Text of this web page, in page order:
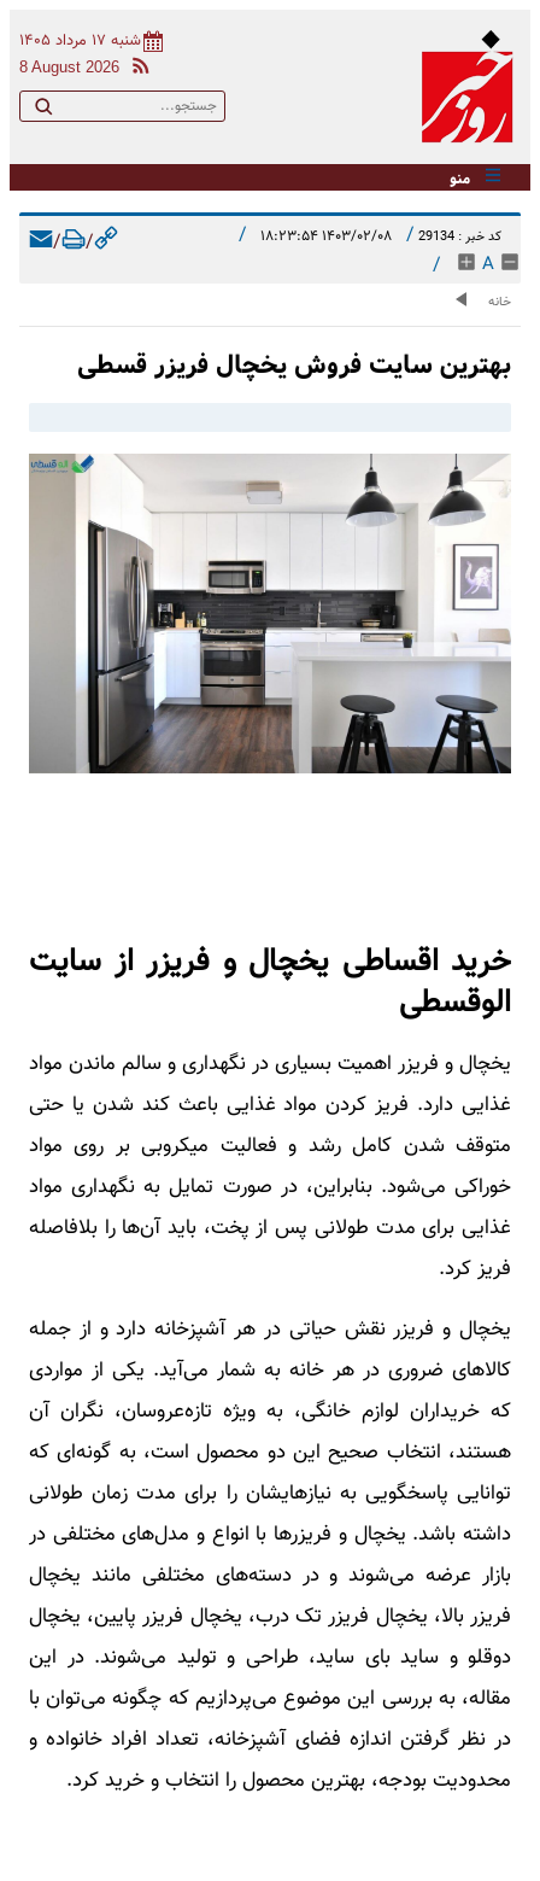
شنبه ۱۷ مرداد ۱۴۰۵
8 August 2026
منو
کد خبر : 29134 / ۱۴۰۳/۰۲/۰۸ ۱۸:۲۳:۵۴ /
A
/
/
/
خانه
بهترین سایت فروش یخچال فریزر قسطی
خرید اقساطی یخچال و فریزر از سایت
الوقسطی
یخچال و فریزر اهمیت بسیاری در نگهداری و سالم ماندن مواد
غذایی دارد. فریز کردن مواد غذایی باعث کند شدن یا حتی
متوقف شدن کامل رشد و فعالیت میکروبی بر روی مواد
خوراکی می‌شود. بنابراین، در صورت تمایل به نگهداری مواد
غذایی برای مدت طولانی پس از پخت، باید آن‌ها را بلافاصله
فریز کرد.
یخچال و فریزر نقش حیاتی در هر آشپزخانه دارد و از جمله
کالاهای ضروری در هر خانه به شمار می‌آید. یکی از مواردی
که خریداران لوازم خانگی، به ویژه تازه‌عروسان، نگران آن
هستند، انتخاب صحیح این دو محصول است، به گونه‌ای که
توانایی پاسخگویی به نیازهایشان را برای مدت زمان طولانی
داشته باشد. یخچال و فریزرها با انواع و مدل‌های مختلفی در
بازار عرضه می‌شوند و در دسته‌های مختلفی مانند یخچال
فریزر بالا، یخچال فریزر تک درب، یخچال فریزر پایین، یخچال
دوقلو و ساید بای ساید، طراحی و تولید می‌شوند. در این
مقاله، به بررسی این موضوع می‌پردازیم که چگونه می‌توان با
در نظر گرفتن اندازه فضای آشپزخانه، تعداد افراد خانواده و
محدودیت بودجه، بهترین محصول را انتخاب و خرید کرد.